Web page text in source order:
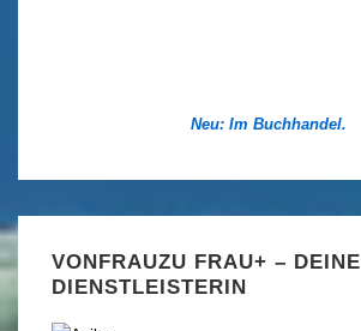
Neu: Im Buchhandel.
VONFRAUZU FRAU+ – DEINE
DIENSTLEISTERIN